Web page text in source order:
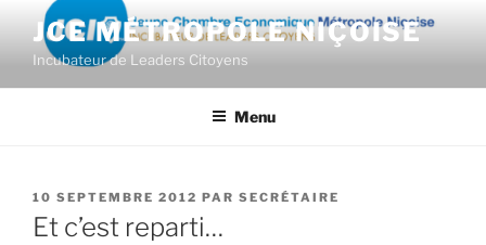
contenu
principal
JCE MÉTROPOLE NIÇOISE
Incubateur de Leaders Citoyens
Menu
PUBLIÉ
LE
10 SEPTEMBRE 2012 PAR SECRÉTAIRE
Et c’est reparti…